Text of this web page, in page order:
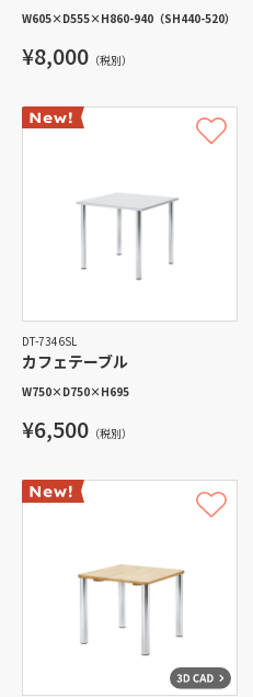
W605× D555× H860-940 （SH440-520）
¥8,000 （税別）
DT-7346SL
カフェテーブル
W750× D750× H695
¥6,500 （税別）